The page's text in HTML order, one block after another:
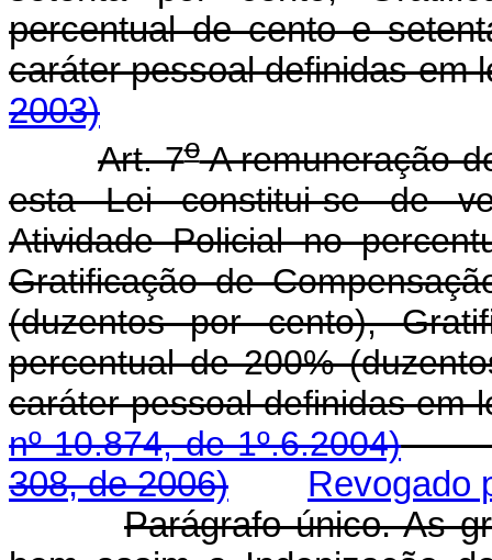
percentual de cento e
caráter pessoal
2003)
Art. 7oA remuneração
esta Lei constitui-se de
Atividade Policial no
Gratificação de
(duzentos por cento),
percentual de 200%
caráter pessoal
nº 10.874, de 1º.6.2004)
308, de 2006)
Revogado
Parágrafo único. As